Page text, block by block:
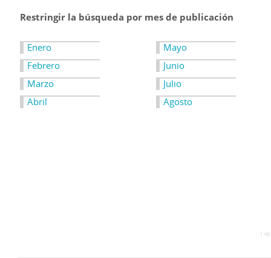
Restringir la búsqueda por mes de publicación
Enero
Febrero
Marzo
Abril
Mayo
Junio
Julio
Agosto